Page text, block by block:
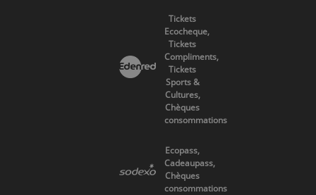
Tickets
Ecocheque,
Tickets
Compliments,
Tickets
Sports &
Cultures,
Chèques
consommations
Ecopass,
Cadeaupass,
Chèques
consommations